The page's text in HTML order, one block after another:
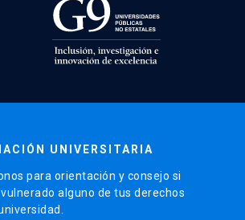
UNIVERSITARIA
para orientación y consejo si
alguno de tus derechos